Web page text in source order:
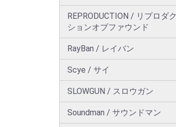
REPRODUCTION / リプロダク
ションオブファウンド
RayBan / レイバン
Scye / サイ
SLOWGUN / スロウガン
Soundman / サウンドマン